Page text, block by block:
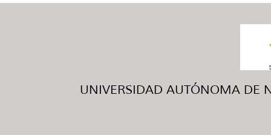
UNIVERSIDAD AUTÓNOMA DE